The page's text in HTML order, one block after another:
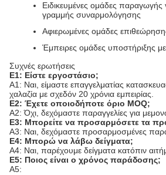
Ειδικευμένες ομάδες παραγωγής
γραμμής συναρμολόγησης
Αφιερωμένες ομάδες
Έμπειρες ομάδες υποστήριξης
Συχνές ερωτήσεις
Ε1: Είστε εργοστάσιο;
A1: Ναι, είμαστε επαγγελματίας
χαλαζία με σχεδόν 20 χρόνια εμπειρίας.
Ε2: Έχετε οποιοδήποτε όριο MOQ;
A2: Όχι, δεχόμαστε παραγγελίες για
Ε3: Μπορείτε να προσαρμόσετε τα
A3: Ναι, δεχόμαστε προσαρμοσμένες
Ε4: Μπορώ να λάβω δείγματα;
A4: Ναι, παρέχουμε δείγματα κατόπιν
Ε5: Ποιος είναι ο χρόνος παράδοσης;
A5: